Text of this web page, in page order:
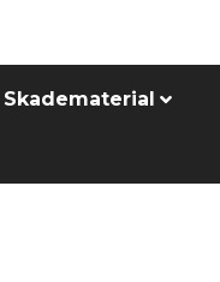
Skadematerial